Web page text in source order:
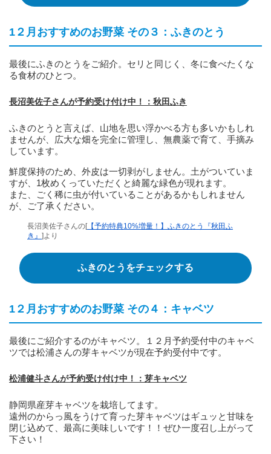
1２月おすすめのお野菜 その３：ふきのとう
最後にふきのとうをご紹介。セリと同じく、冬に食べたくな
る食材のひとつ。
長沼美佐子さんが予約受け付け中！：秋田ふき
ふきのとうと言えば、山地を思い浮かべる方も多いかもしれ
ませんが、広大な畑を完全に管理し、無農薬で育て、手摘み
しています。
鮮度保持のため、外皮は一切剥がしません。土がついていま
すが、1枚めくっていただくと綺麗な緑色が現れます。
また、ごく稀に虫が付いていることがあるかもしれません
が、ご了承ください。
長沼美佐子さんの[【予約特典10%増量！】ふきのとう『秋田ふ
き』 ]より
ふきのとうをチェックする
1２月おすすめのお野菜 その４：キャベツ
最後にご紹介するのがキャベツ。１２月予約受付中のキャベ
ツでは松浦さんの芽キャベツが現在予約受付中です。
松浦健斗さんが予約受け付け中！：芽キャベツ
静岡県産芽キャベツを栽培してます。
遠州のからっ風をうけて育った芽キャベツはギュッと甘味を
閉じ込めて、最高に美味しいです！！ぜひ一度召し上がって
下さい！